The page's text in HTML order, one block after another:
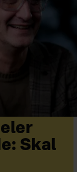
Skal